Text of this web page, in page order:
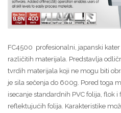
FC4500 profesionalni, japanski
različitih materijala. Predstavlja
tvrdih materijala koji ne mogu biti
je sila sečenja do 600g. Pored toga
isecanje standardnih PVC folija, flok i
reflektujućih folija. Karakteristike